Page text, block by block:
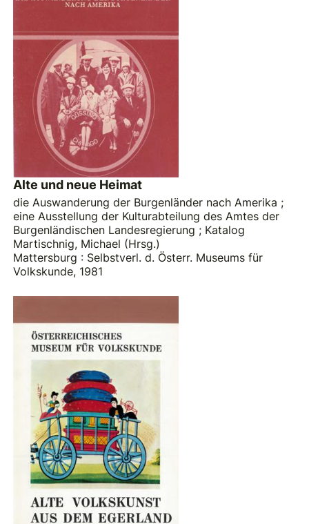
Alte und neue Heimat
die Auswanderung der Burgenländer nach Amerika ;
eine Ausstellung der Kulturabteilung des Amtes der
Burgenländischen Landesregierung ; Katalog
Martischnig, Michael (Hrsg.)
Mattersburg : Selbstverl. d. Österr. Museums für
Volkskunde, 1981